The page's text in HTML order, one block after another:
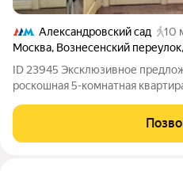
Александровский сад
10
Москва, Вознесенский переулок,
ID 23945 Эксклюзивное
роскошная 5-комнатная
Пространство площадью 220
воплощает идею современного